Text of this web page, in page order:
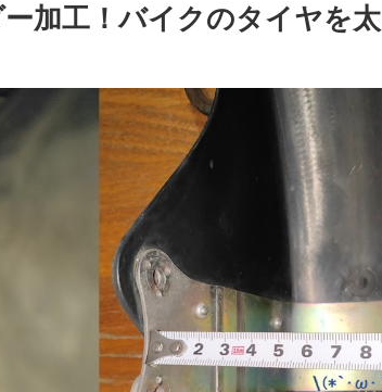
加工！バイクのタイヤを